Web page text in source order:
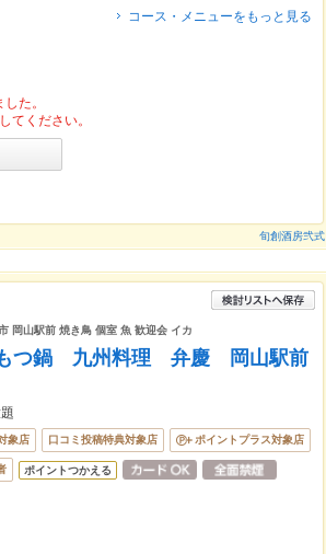
コース・メニューをもっと見る
た。
てください。
旬創酒房弐式
岡山駅前 焼き鳥 個室 魚 歓迎会 イカ
つ鍋 九州料理 弁慶 岡山駅前
象店 口コミ投稿特典対象店 ポイントプラス対象店
ポイントつかえる